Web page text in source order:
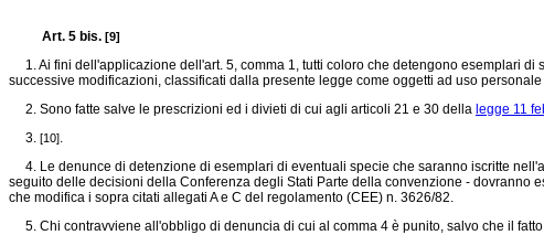
Art. 5 bis. [9]
1. Ai fini dell'applicazione dell'art. 5, comma 1, tutti coloro che detengono esemplari di
successive modificazioni, classificati dalla presente legge come oggetti ad uso
2. Sono fatte salve le prescrizioni ed i divieti di cui agli articoli 21 e 30 della legge 11
3. [10].
4. Le denunce di detenzione di esemplari di eventuali specie che saranno iscritte
seguito delle decisioni della Conferenza degli Stati Parte della convenzione -
che modifica i sopra citati allegati A e C del regolamento (CEE) n. 3626/82.
5. Chi contravviene all'obbligo di denuncia di cui al comma 4 è punito, salvo che il